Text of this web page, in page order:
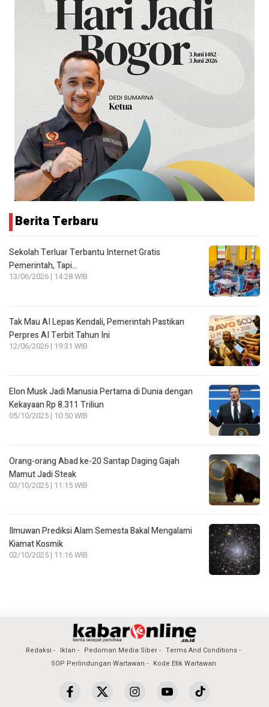
Berita Terbaru
Sekolah Terluar Terbantu Internet Gratis
Pemerintah, Tapi…
13/06/2026 | 14:28 WIB
Tak Mau AI Lepas Kendali, Pemerintah Pastikan
Perpres AI Terbit Tahun Ini
12/06/2026 | 19:31 WIB
Elon Musk Jadi Manusia Pertama di Dunia dengan
Kekayaan Rp 8.311 Triliun
05/10/2025 | 10:50 WIB
Orang-orang Abad ke-20 Santap Daging Gajah
Mamut Jadi Steak
03/10/2025 | 11:15 WIB
Ilmuwan Prediksi Alam Semesta Bakal Mengalami
Kiamat Kosmik
02/10/2025 | 11:16 WIB
Redaksi Iklan Pedoman Media Siber
Terms And Conditions
SOP Perlindungan Wartawan
Kode Etik Wartawan